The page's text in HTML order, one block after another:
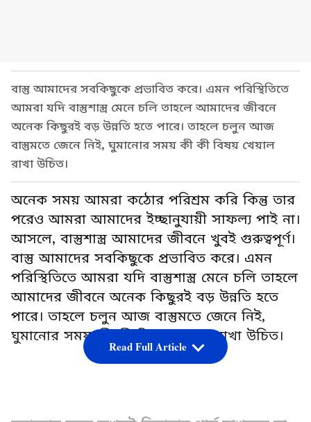
বাস্তু আমাদের সবকিছুকে প্রভাবিত করে। এমন পরিস্থিতিতে
আমরা যদি বাস্তুশাস্ত্র মেনে চলি তাহলে আমাদের জীবনে
অনেক কিছুরই বড় উন্নতি হতে পারে। তাহলে চলুন আজ
বাস্তুমতে জেনে নিই, ঘুমানোর সময় কী কী বিষয় খেয়াল
রাখা উচিত।
অনেক সময় আমরা কঠোর পরিশ্রম করি কিন্তু তার
পরেও আমরা আমাদের ইচ্ছানুযায়ী সাফল্য পাই না।
আসলে, বাস্তুশাস্ত্র আমাদের জীবনে খুবই গুরুত্বপূর্ণ।
বাস্তু আমাদের সবকিছুকে প্রভাবিত করে। এমন
পরিস্থিতিতে আমরা যদি বাস্তুশাস্ত্র মেনে চলি তাহলে
আমাদের জীবনে অনেক কিছুরই বড় উন্নতি হতে
পারে। তাহলে চলুন আজ বাস্তুমতে জেনে নিই,
ঘুমানোর সময় কী কী বিষয় খেয়াল রাখা উচিত।
Read Full Article